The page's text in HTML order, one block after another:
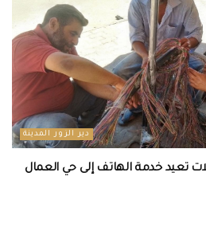
دير الزور المدينة
الاتصالات تعيد خدمة الهاتف إلى حي العمال